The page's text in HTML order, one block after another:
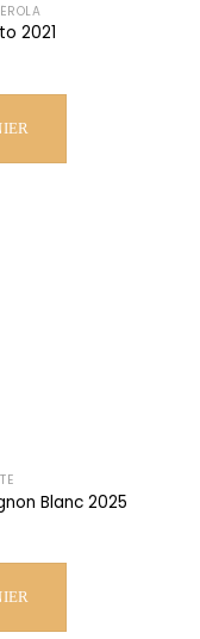
2021
Blanc 2025